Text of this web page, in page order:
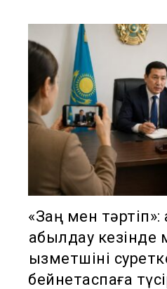
«Заң мен
қабылдау
қызметшіні
бейнетаспаға